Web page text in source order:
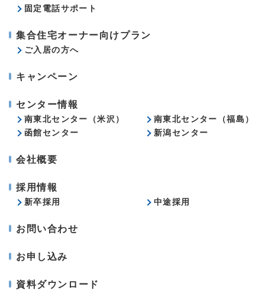
固定電話サポート
集合住宅オーナー向けプラン
ご入居の方へ
キャンペーン
センター情報
南東北センター（米沢）
南東北センター（福島）
函館センター
新潟センター
会社概要
採用情報
新卒採用 中途採用
お問い合わせ
お申し込み
資料ダウンロード